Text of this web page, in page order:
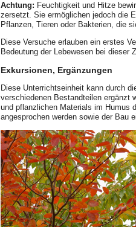
Achtung: Feuchtigkeit und Hitze
zersetzt. Sie ermöglichen jedoch die
Pflanzen, Tieren oder Bakterien, die
Diese Versuche erlauben ein erstes
Bedeutung der Lebewesen bei
Exkursionen, Ergänzungen
Diese Unterrichtseinheit kann durch
verschiedenen Bestandteilen ergänzt
und pflanzlichen Materials im Humus
angesprochen werden sowie der Bau